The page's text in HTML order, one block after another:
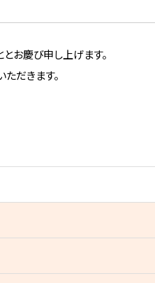
お慶び申し上げます。
だきます。